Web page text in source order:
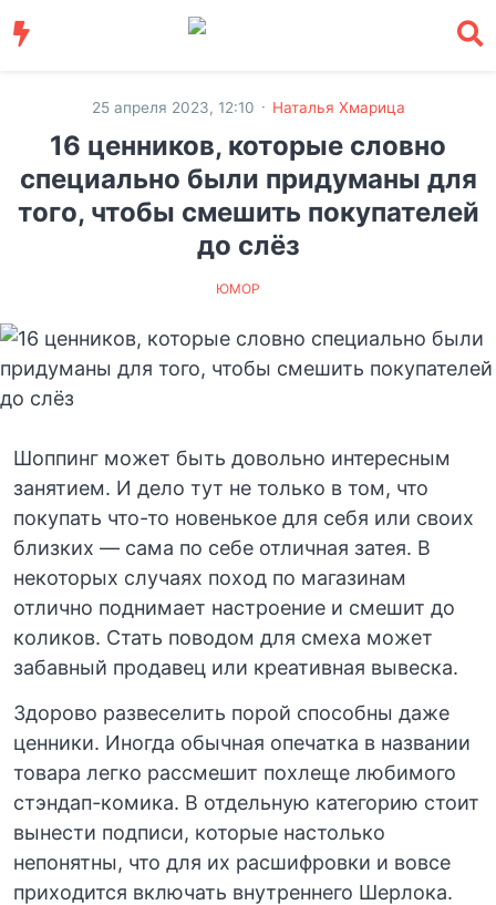
25 апреля 2023, 12:10 · Наталья Хмарица
16 ценников, которые словно
специально были придуманы для
того, чтобы смешить покупателей
до слёз
ЮМОР
Шоппинг может быть довольно интересным
занятием. И дело тут не только в том, что
покупать что-то новенькое для себя или своих
близких — сама по себе отличная затея. В
некоторых случаях поход по магазинам
отлично поднимает настроение и смешит до
коликов. Стать поводом для смеха может
забавный продавец или креативная вывеска.
Здорово развеселить порой способны даже
ценники. Иногда обычная опечатка в названии
товара легко рассмешит похлеще любимого
стэндап-комика. В отдельную категорию стоит
вынести подписи, которые настолько
непонятны, что для их расшифровки и вовсе
приходится включать внутреннего Шерлока.